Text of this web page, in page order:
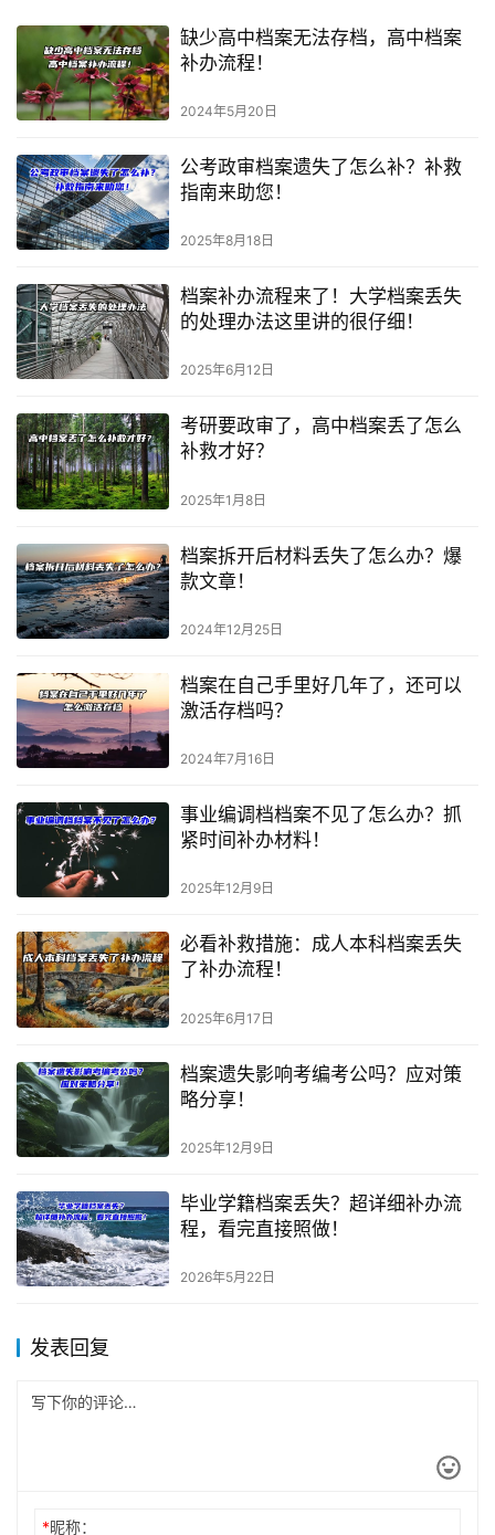
缺少高中档案无法存档，高中档案
补办流程！
2024年5月20日
公考政审档案遗失了怎么补？补救
指南来助您！
2025年8月18日
档案补办流程来了！大学档案丢失
的处理办法这里讲的很仔细！
2025年6月12日
考研要政审了，高中档案丢了怎么
补救才好？
2025年1月8日
档案拆开后材料丢失了怎么办？爆
款文章！
2024年12月25日
档案在自己手里好几年了，还可以
激活存档吗？
2024年7月16日
事业编调档档案不见了怎么办？抓
紧时间补办材料！
2025年12月9日
必看补救措施：成人本科档案丢失
了补办流程！
2025年6月17日
档案遗失影响考编考公吗？应对策
略分享！
2025年12月9日
毕业学籍档案丢失？超详细补办流
程，看完直接照做！
2026年5月22日
发表回复
*昵称：